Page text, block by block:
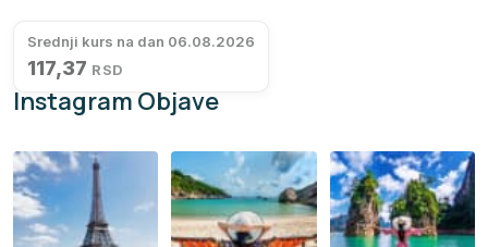
Srednji kurs na dan 06.08.2026
117,37 RSD
Instagram Objave